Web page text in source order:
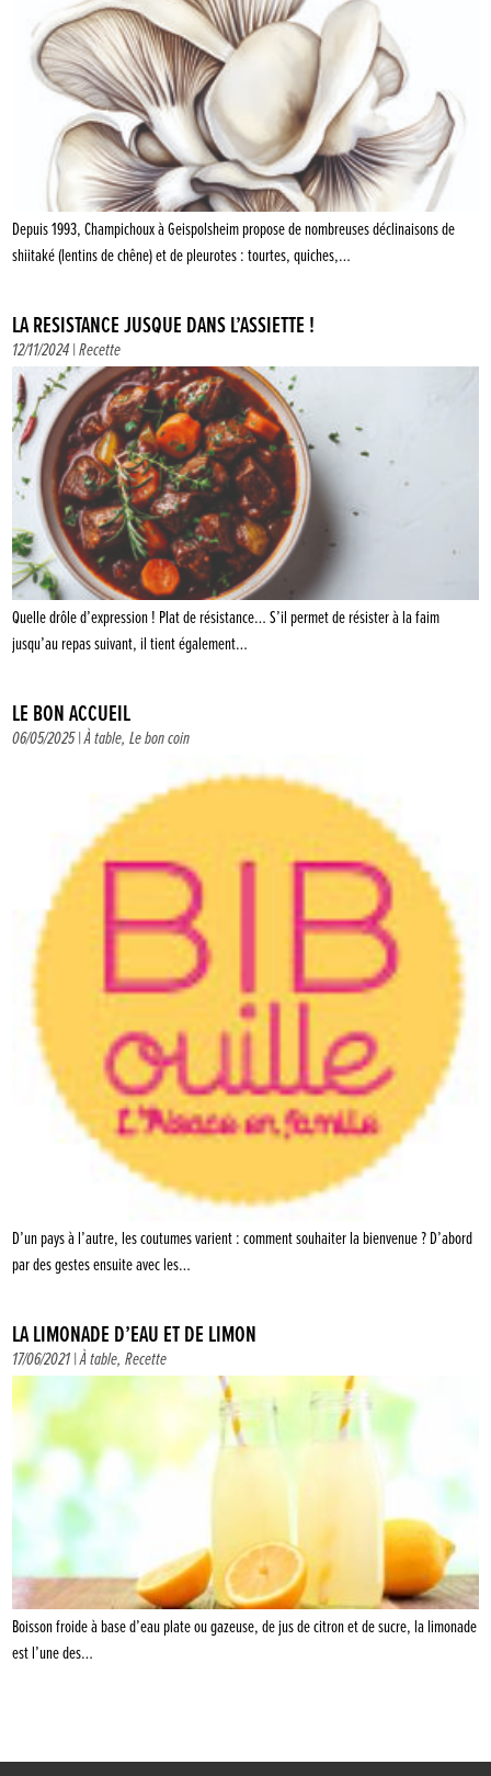
Depuis 1993, Champichoux à Geispolsheim propose de nombreuses déclinaisons de
shiitaké (lentins de chêne) et de pleurotes : tourtes, quiches,…
LA RÉSISTANCE JUSQUE DANS L’ASSIETTE !
12/11/2024 |Recette
Quelle drôle d’expression ! Plat de résistance… S’il permet de résister à la faim
jusqu’au repas suivant, il tient également…
LE BON ACCUEIL
06/05/2025 |À table,Le bon coin
D’un pays à l’autre, les coutumes varient : comment souhaiter la bienvenue ? D’abord
par des gestes ensuite avec les…
LA LIMONADE D’EAU ET DE LIMON
17/06/2021 |À table,Recette
Boisson froide à base d’eau plate ou gazeuse, de jus de citron et de sucre, la limonade
est l’une des…